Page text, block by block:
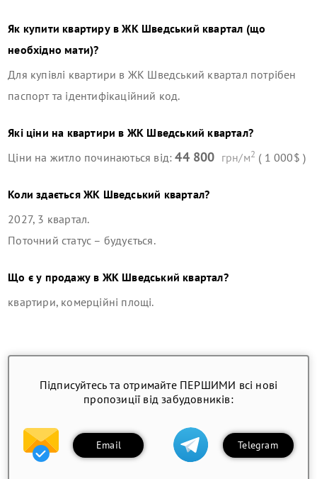
Як купити квартиру вЖК Шведський квартал (що
необхідно мати)?
Для купівлі квартири в ЖК Шведський квартал потрібен
паспорт та ідентифікаційний код.
Які ціни на квартири в ЖК Шведський квартал?
Ціни на житло починаються від:44 800 грн/м2 ( 1 000$ )
Коли здаєтьсяЖК Шведський квартал?
2027, 3 квартал.
Поточний статус – будується.
Що є у продажу в ЖК Шведський квартал?
квартири, комерційні площі.
Підписуйтесь та отримайте ПЕРШИМИ всі нові
пропозиції від забудовників:
Email Telegram